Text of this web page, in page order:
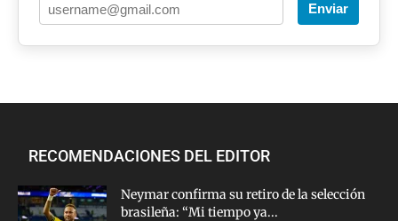
Enviar
RECOMENDACIONES DEL EDITOR
Neymar confirma su retiro de la selección
brasileña: “Mi tiempo ya...